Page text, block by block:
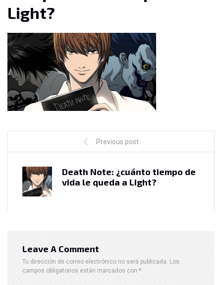
Light?
Previous post
Death Note: ¿cuánto tiempo de
vida le queda a Light?
Leave A Comment
Tu dirección de correo electrónico no será publicada. Los
campos obligatorios están marcados con *